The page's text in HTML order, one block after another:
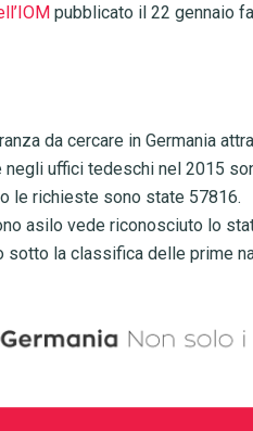
pubblicato il 22 gennaio
da cercare in Germania
negli uffici tedeschi nel 2015
le richieste sono state 57816.
asilo vede riconosciuto lo
sotto la classifica delle prime